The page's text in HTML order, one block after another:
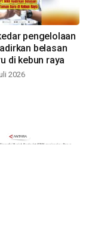
pengelolaan
belasan
di kebun raya
2026